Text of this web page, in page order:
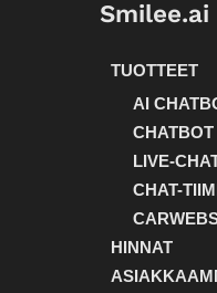
Smilee.ai
TUOTTEET
AI
CHATBOT
LIVE-
CHAT-
HINNAT